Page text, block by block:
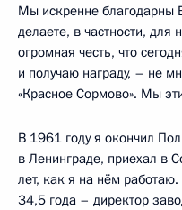
Мы искренне благодарны
делаете, в частности,
огромная честь, что
и получаю награду, – не
«Красное Сормово». Мы
В 1961 году я окончил
в Ленинграде, приехал в
лет, как я на нём
34,5 года – директор